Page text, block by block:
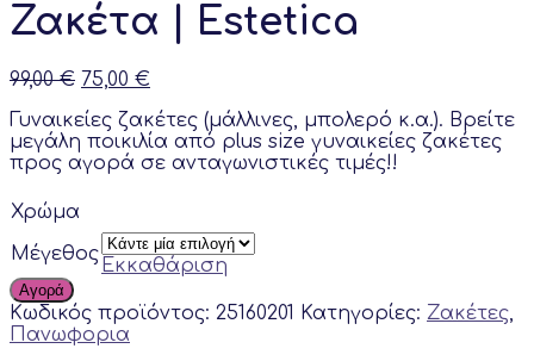
Ζακέτα | Estetica
99,00€ Original
was:
99,00 €.
75,00 €
is:
75,00 €.
Γυναικείες ζακέτες (μάλλινες, μπολερό κ.α.). Βρείτε
μεγάλη ποικιλία από plus size γυναικείες ζακέτες
προς αγορά σε ανταγωνιστικές τιμές!!
Χρώμα
Μέγεθος
Εκκαθάριση
Αγορά
Κωδικός προϊόντος: 25160201 Κατηγορίες: Ζακέτες,
Πανωφορια